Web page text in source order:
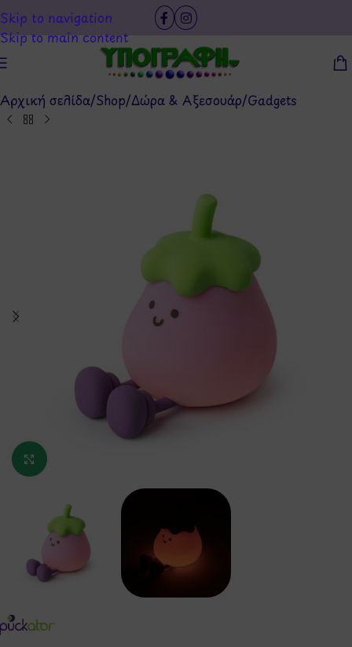
Skip to navigation
Skip to main content
Αρχική σελίδα/Shop/Δώρα & Αξεσουάρ/Gadgets
Κάντε κλικ για μεγέθυνση